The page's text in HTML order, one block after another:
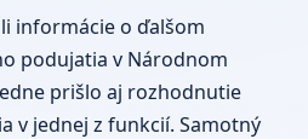
informácie o ďalšom
podujatia v Národnom
prišlo aj rozhodnutie
v jednej z funkcií. Samotný